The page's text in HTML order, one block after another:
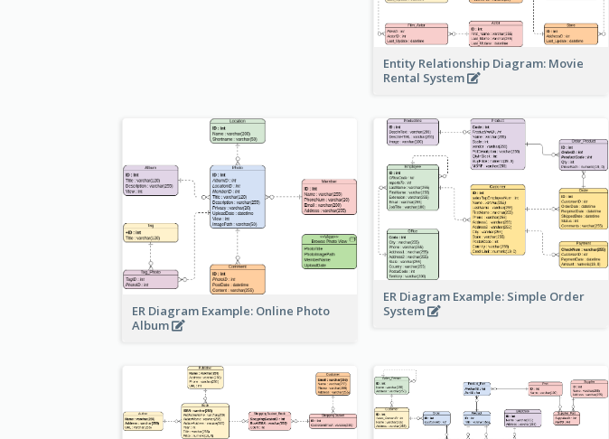
Entity Relationship Diagram: Movie
Rental System
ER Diagram Example: Online Photo
Album
ER Diagram Example: Simple Order
System